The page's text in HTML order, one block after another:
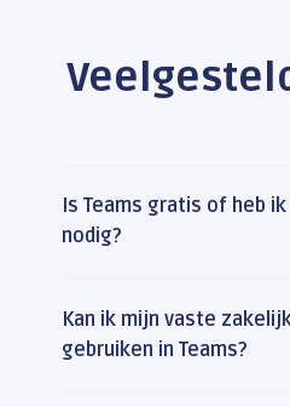
Is Teams gratis of heb
nodig?
Kan ik mijn vaste
gebruiken in Teams?